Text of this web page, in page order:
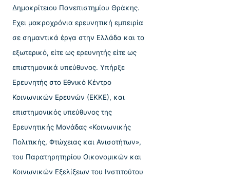
Δημοκρίτειου Πανεπιστημίου Θράκης.
Εχει μακροχρόνια ερευνητική εμπειρία
σε σημαντικά έργα στην Ελλάδα και το
εξωτερικό, είτε ως ερευνητής είτε ως
επιστημονικά υπεύθυνος. Υπήρξε
Ερευνητής στο Εθνικό Κέντρο
Κοινωνικών Ερευνών (ΕΚΚΕ), και
επιστημονικός υπεύθυνος της
Ερευνητικής Μονάδας «Κοινωνικής
Πολιτικής, Φτώχειας και Ανισοτήτων»,
του Παρατηρητηρίου Οικονομικών και
Κοινωνικών Εξελίξεων του Ινστιτούτου